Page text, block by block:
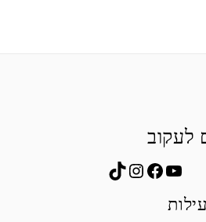
לעקוב
YouTube
Facebook
Instagram
TikTok